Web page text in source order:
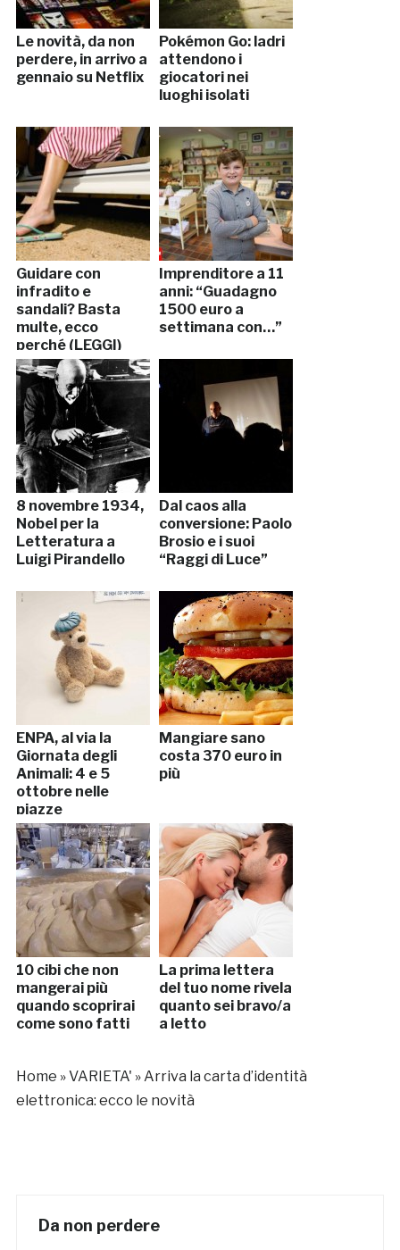
Le novità, da non
perdere, in arrivo a
gennaio su Netflix
Pokémon Go: ladri
attendono i
giocatori nei
luoghi isolati
Guidare con
infradito e
sandali? Basta
multe, ecco
perché (LEGGI)
Imprenditore a 11
anni: “Guadagno
1500 euro a
settimana con…”
8 novembre 1934,
Nobel per la
Letteratura a
Luigi Pirandello
Dal caos alla
conversione: Paolo
Brosio e i suoi
“Raggi di Luce”
ENPA, al via la
Giornata degli
Animali: 4 e 5
ottobre nelle
piazze
Mangiare sano
costa 370 euro in
più
10 cibi che non
mangerai più
quando scoprirai
come sono fatti
La prima lettera
del tuo nome rivela
quanto sei bravo/a
a letto
Home »VARIETA' »Arriva la carta d’identità
elettronica: ecco le novità
Da non perdere